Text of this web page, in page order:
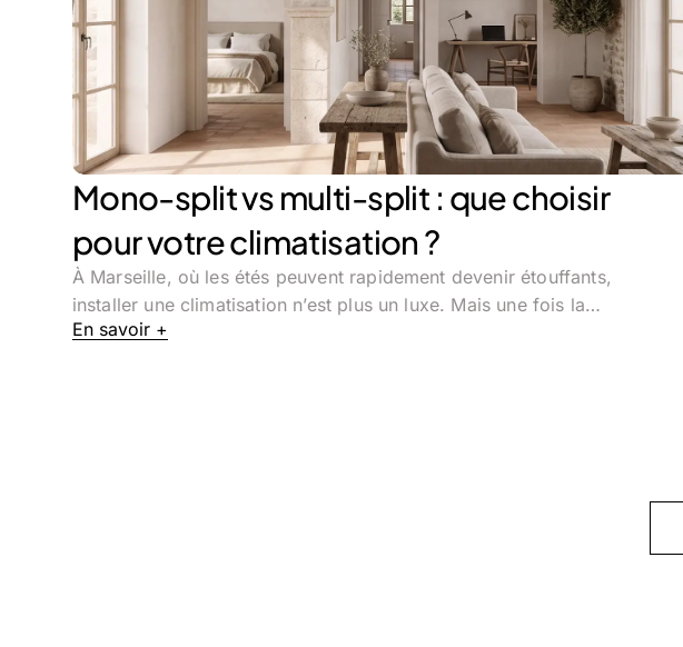
Mono-split vs multi-split : que choisir
pour votre climatisation ?
À Marseille, où les étés peuvent rapidement devenir étouffants,
installer une climatisation n’est plus un luxe. Mais une fois la…
En savoir +